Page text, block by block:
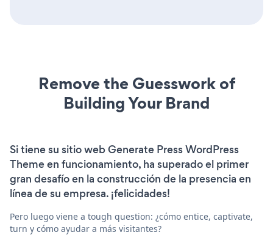
Remove the Guesswork of
Building Your Brand
Si tiene su sitio web Generate Press WordPress
Theme en funcionamiento, ha superado el primer
gran desafío en la construcción de la presencia en
línea de su empresa. ¡felicidades!
Pero luego viene a tough question: ¿cómo entice, captivate,
turn y cómo ayudar a más visitantes?